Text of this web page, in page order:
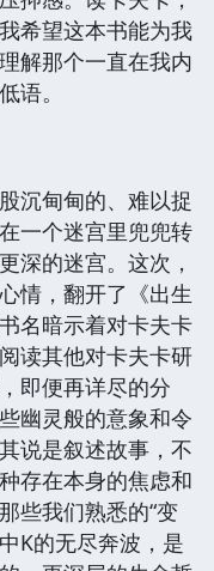
希望这本书能为我
解那个一直在我内
语。
沉甸甸的、难以捉
一个迷宫里兜兜转
深的迷宫。这次，
情，翻开了《出生
名暗示着对卡夫卡
读其他对卡夫卡研
即便再详尽的分
幽灵般的意象和令
说是叙述故事，不
存在本身的焦虑和
些我们熟悉的“变
K的无尽奔波，是